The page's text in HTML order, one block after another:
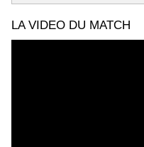
LA VIDEO DU MATCH